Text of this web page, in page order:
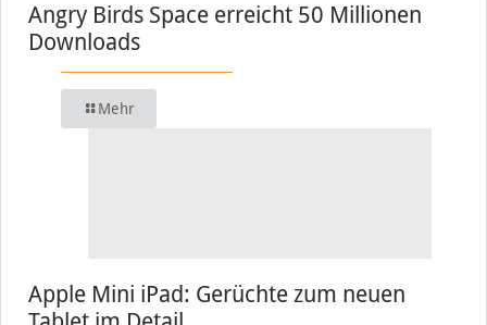
Angry Birds Space erreicht 50 Millionen
Downloads
Mehr
Apple Mini iPad: Gerüchte zum neuen